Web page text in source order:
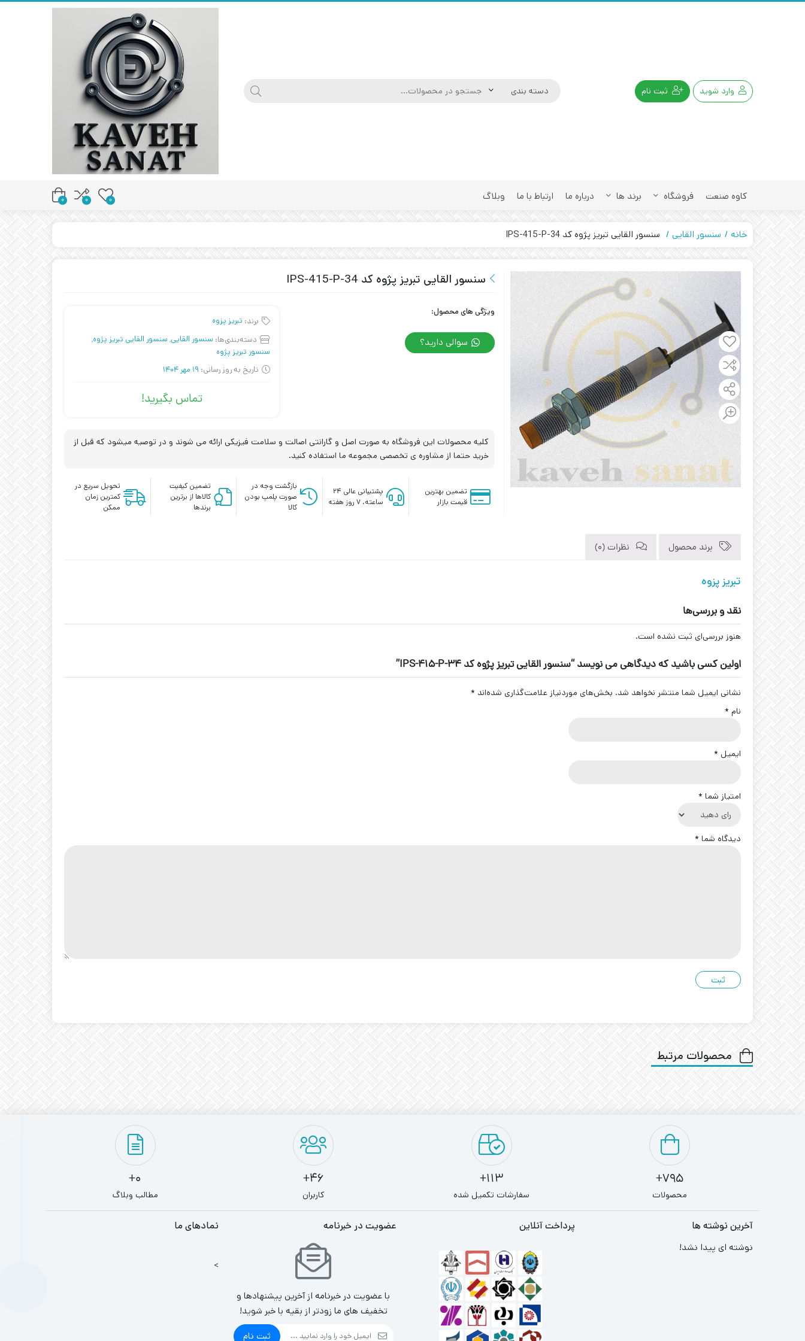
وارد شوید ثبت نام
کاوه صنعت فروشگاه برند ها درباره ما ارتباط با ما وبلاگ 0
0
0
خانه سنسور القایی سنسور القایی تبریز پژوه کد IPS-415-P-34
سنسور القایی تبریز پژوه کد IPS-415-P-34
ویژگی های محصول:
سوالی دارید؟
برند: تبریز پزوه
دسته‌بندی‌ها: سنسور القایی, سنسور القایی تبریز پژوه,
سنسور تبریز پژوه
تاریخ به روز رسانی: 19 مهر 1404
تماس بگیرید!
کلیه محصولات این فروشگاه به صورت اصل و گارانتی اصالت و سلامت فیزیکی ارائه می شوند و در توصیه میشود که قبل از
خرید حتما از مشاوره ی تخصصی مجموعه ما استفاده کنید.
تضمین بهترین
قیمت بازار
پشتیبانی عالی ۲۴
ساعته، ۷ روز هفته
بازگشت وجه در
صورت پلمپ بودن
کالا
تضمین کیفیت
کالاها از برترین
برندها
تحویل سریع در
کمترین زمان
ممکن
برند محصول نظرات (0)
تبریز پزوه
نقد و بررسی‌ها
هنوز بررسی‌ای ثبت نشده است.
اولین کسی باشید که دیدگاهی می نویسد “سنسور القایی تبریز پژوه کد IPS-415-P-34”
نشانی ایمیل شما منتشر نخواهد شد. بخش‌های موردنیاز علامت‌گذاری شده‌اند *
نام *
ایمیل *
امتیاز شما *
دیدگاه شما *
محصولات مرتبط
795+
محصولات
113+
سفارشات تکمیل شده
46+
کاربران
0+
مطالب وبلاگ
آخرین نوشته ها
نوشته ای پیدا نشد!
پرداخت آنلاین عضویت در خبرنامه
با عضویت در خبرنامه از آخرین پیشنهادها و
تخفیف های ما زودتر از بقیه با خبر شوید!
ثبت نام
نمادهای ما
>